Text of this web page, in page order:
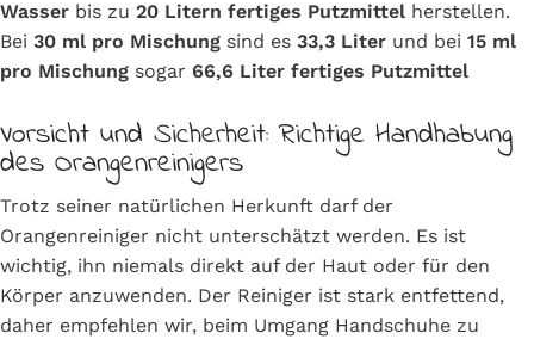
Wasser bis zu 20 Litern fertiges Putzmittel herstellen.
Bei 30 ml pro Mischung sind es 33,3 Liter und bei 15 ml
pro Mischung sogar 66,6 Liter fertiges Putzmittel
Vorsicht und Sicherheit: Richtige Handhabung
des Orangenreinigers
Trotz seiner natürlichen Herkunft darf der
Orangenreiniger nicht unterschätzt werden. Es ist
wichtig, ihn niemals direkt auf der Haut oder für den
Körper anzuwenden. Der Reiniger ist stark entfettend,
daher empfehlen wir, beim Umgang Handschuhe zu